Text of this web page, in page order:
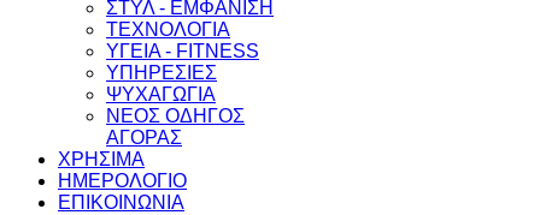
ΣΤΥΛ - ΕΜΦΑΝΙΣΗ
ΤΕΧΝΟΛΟΓΙΑ
ΥΓΕΙΑ - FITNESS
ΥΠΗΡΕΣΙΕΣ
ΨΥΧΑΓΩΓΙΑ
ΝΕΟΣ ΟΔΗΓΟΣ
ΑΓΟΡΑΣ
ΧΡΗΣΙΜΑ
ΗΜΕΡΟΛΟΓΙΟ
ΕΠΙΚΟΙΝΩΝΙΑ